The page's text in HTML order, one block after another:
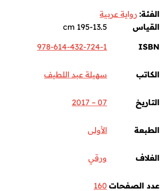
الفئة: رواية عربية
القياس
195-13.5 cm
ISBN
978-614-432-724-1
الكاتب سهيلة عبد اللطيف
التاريخ 07 – 2017
الطبعة الأولى
الغلاف ورقي
عدد الصفحات 160